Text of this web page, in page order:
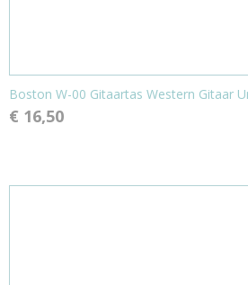
Boston W-00 Gitaartas Western Gitaar
€ 16,50